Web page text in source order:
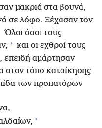
μακριά στα βουνά,
σε λόφο. Ξέχασαν τον
Όλοι όσοι τους
+ και οι εχθροί τους
επειδή αμάρτησαν
στον τόπο κατοίκησης
των προπατόρων
+